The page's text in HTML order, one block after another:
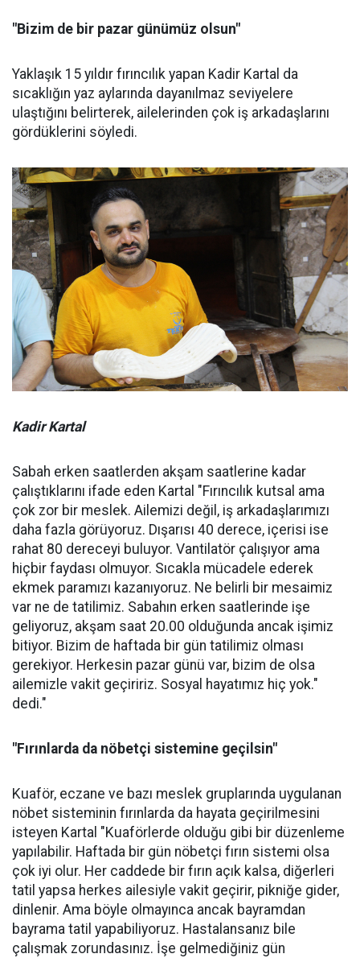
"Bizim de bir pazar günümüz olsun"
Yaklaşık 15 yıldır fırıncılık yapan Kadir Kartal da
sıcaklığın yaz aylarında dayanılmaz seviyelere
ulaştığını belirterek, ailelerinden çok iş arkadaşlarını
gördüklerini söyledi.
Kadir Kartal
Sabah erken saatlerden akşam saatlerine kadar
çalıştıklarını ifade eden Kartal "Fırıncılık kutsal ama
çok zor bir meslek. Ailemizi değil, iş arkadaşlarımızı
daha fazla görüyoruz. Dışarısı 40 derece, içerisi ise
rahat 80 dereceyi buluyor. Vantilatör çalışıyor ama
hiçbir faydası olmuyor. Sıcakla mücadele ederek
ekmek paramızı kazanıyoruz. Ne belirli bir mesaimiz
var ne de tatilimiz. Sabahın erken saatlerinde işe
geliyoruz, akşam saat 20.00 olduğunda ancak işimiz
bitiyor. Bizim de haftada bir gün tatilimiz olması
gerekiyor. Herkesin pazar günü var, bizim de olsa
ailemizle vakit geçiririz. Sosyal hayatımız hiç yok."
dedi."
"Fırınlarda da nöbetçi sistemine geçilsin"
Kuaför, eczane ve bazı meslek gruplarında uygulanan
nöbet sisteminin fırınlarda da hayata geçirilmesini
isteyen Kartal "Kuaförlerde olduğu gibi bir düzenleme
yapılabilir. Haftada bir gün nöbetçi fırın sistemi olsa
çok iyi olur. Her caddede bir fırın açık kalsa, diğerleri
tatil yapsa herkes ailesiyle vakit geçirir, pikniğe gider,
dinlenir. Ama böyle olmayınca ancak bayramdan
bayrama tatil yapabiliyoruz. Hastalansanız bile
çalışmak zorundasınız. İşe gelmediğiniz gün